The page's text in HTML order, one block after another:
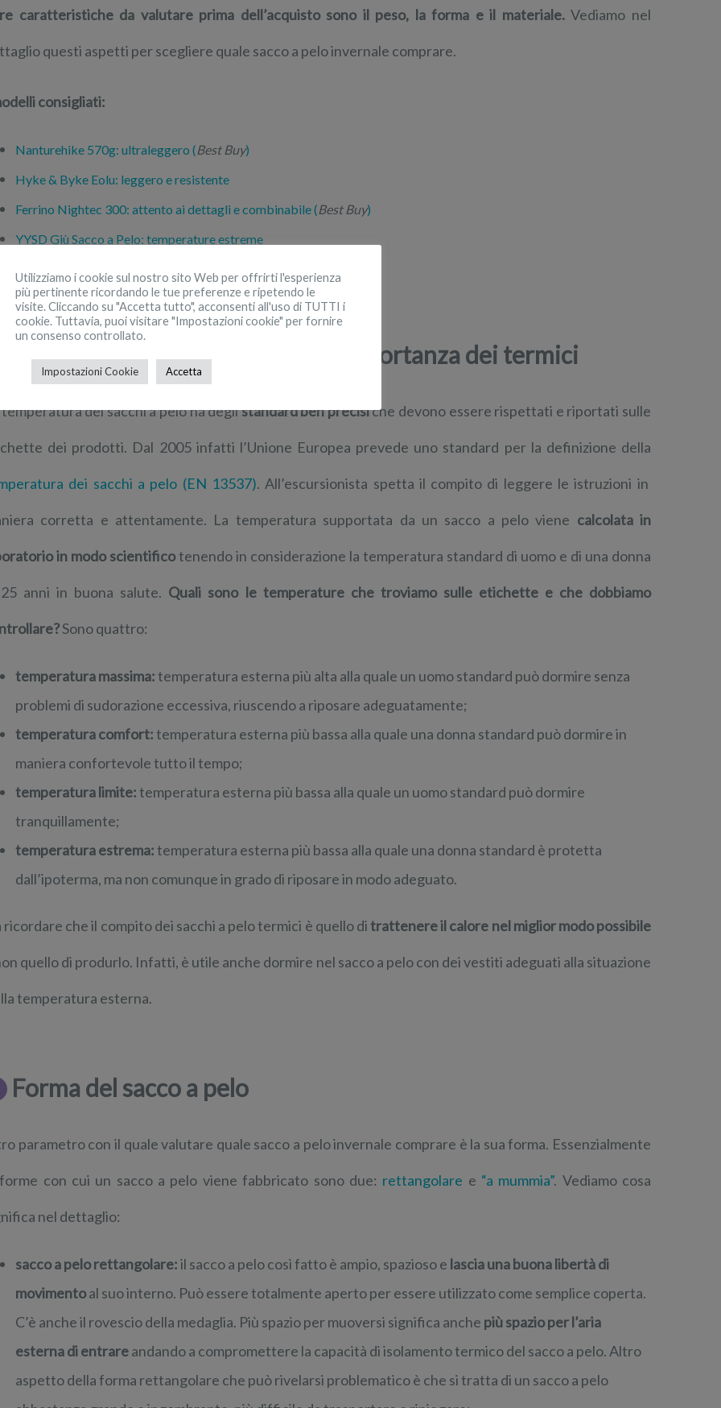
caratteristiche da valutare prima dell’acquisto sono il peso, la forma e il materiale.Vediamo nel
questi aspetti per scegliere quale sacco a pelo invernale comprare.
consigliati:
Nanturehike 570g: ultraleggero (Best Buy)
Hyke & Byke Eolu: leggero e resistente
Ferrino Nightec 300: attento ai dettagli e combinabile (Best Buy)
YYSD Giù Sacco a Pelo: temperature estreme
Temperatura del sacco a pelo: l’importanza dei termici
dei sacchi a pelo ha deglistandard ben precisiche devono essere rispettati e riportati sulle
dei prodotti. Dal 2005 infatti l’Unione Europea prevede uno standard per la definizione della
dei sacchi a pelo (EN 13537). All’escursionista spetta il compito di leggere le istruzioni in
corretta e attentamente. La temperatura supportata da un sacco a pelo viene calcolata in
in modo scientificotenendo in considerazione la temperatura standard di uomo e di una donna
anni in buona salute. Quali sono le temperature che troviamo sulle etichette e che dobbiamo
Sono quattro:
temperatura massima:temperatura esterna più alta alla quale un uomo standard può dormire senza
problemi di sudorazione eccessiva, riuscendo a riposare adeguatamente;
temperatura comfort:temperatura esterna più bassa alla quale una donna standard può dormire in
maniera confortevole tutto il tempo;
temperatura limite:temperatura esterna più bassa alla quale un uomo standard può dormire
tranquillamente;
temperatura estrema:temperatura esterna più bassa alla quale una donna standard è protetta
dall’ipoterma, ma non comunque in grado di riposare in modo adeguato.
ricordare che il compito dei sacchi a pelo termici è quello ditrattenere il calore nel miglior modo possibile
quello di produrlo. Infatti, è utile anche dormire nel sacco a pelo con dei vestiti adeguati alla situazione
temperatura esterna.
Forma del sacco a pelo
parametro con il quale valutare quale sacco a pelo invernale comprare è la sua forma. Essenzialmente
con cui un sacco a pelo viene fabbricato sono due: rettangolare e “a mummia”. Vediamo cosa
nel dettaglio:
sacco a pelo rettangolare:il sacco a pelo così fatto è ampio, spazioso e lascia una buona libertà di
movimentoal suo interno. Può essere totalmente aperto per essere utilizzato come semplice coperta.
C’è anche il rovescio della medaglia. Più spazio per muoversi significa anche più spazio per l’aria
esterna di entrareandando a compromettere la capacità di isolamento termico del sacco a pelo. Altro
aspetto della forma rettangolare che può rivelarsi problematico è che si tratta di un sacco a pelo
Utilizziamo i cookie sul nostro sito Web per offrirti l'esperienza
più pertinente ricordando le tue preferenze e ripetendo le
visite. Cliccando su "Accetta tutto", acconsenti all'uso di TUTTI i
cookie. Tuttavia, puoi visitare "Impostazioni cookie" per fornire
un consenso controllato.
Impostazioni Cookie Accetta